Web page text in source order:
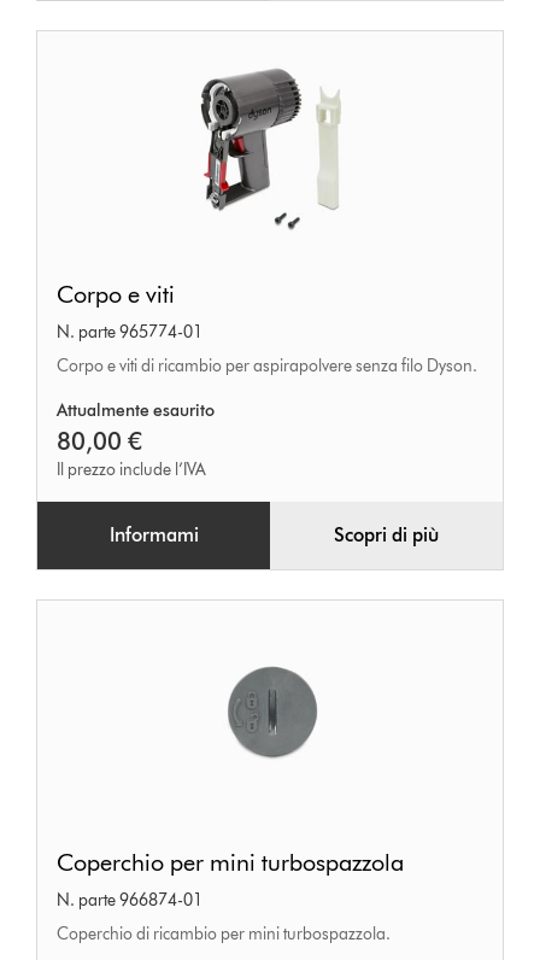
e
viti
Corpo e viti
N. parte 965774-01
Corpo e viti di ricambio per aspirapolvere senza filo Dyson.
Attualmente esaurito
80,00 €
Il prezzo include l’IVA
Informami Scopri di più
per
mini
turbospazzola
Coperchio per mini turbospazzola
N. parte 966874-01
Coperchio di ricambio per mini turbospazzola.